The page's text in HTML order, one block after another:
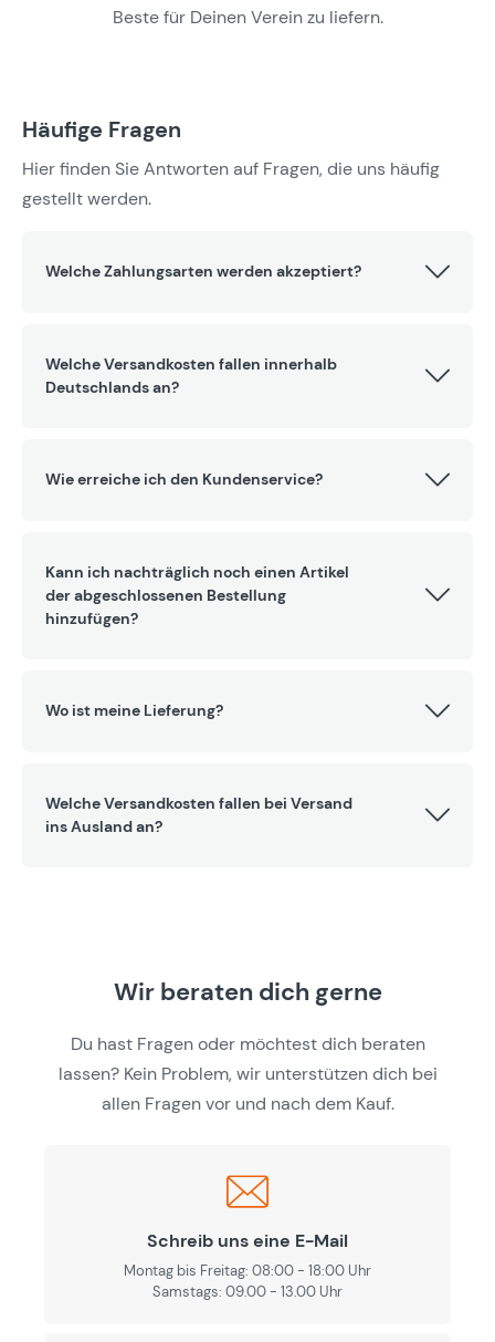
Beste für Deinen Verein zu liefern.
Häufige Fragen
Hier finden Sie Antworten auf Fragen, die uns häufig
gestellt werden.
Welche Zahlungsarten werden akzeptiert?
Welche Versandkosten fallen innerhalb
Deutschlands an?
Wie erreiche ich den Kundenservice?
Kann ich nachträglich noch einen Artikel
der abgeschlossenen Bestellung
hinzufügen?
Wo ist meine Lieferung?
Welche Versandkosten fallen bei Versand
ins Ausland an?
Wir beraten dich gerne
Du hast Fragen oder möchtest dich beraten
lassen? Kein Problem, wir unterstützen dich bei
allen Fragen vor und nach dem Kauf.
Schreib uns eine E-Mail
Montag bis Freitag: 08:00 - 18:00 Uhr
Samstags: 09.00 - 13.00 Uhr